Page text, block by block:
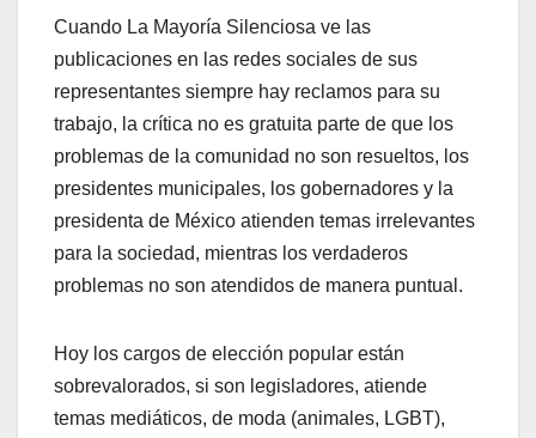
Cuando La Mayoría Silenciosa ve las
publicaciones en las redes sociales de sus
representantes siempre hay reclamos para su
trabajo, la crítica no es gratuita parte de que los
problemas de la comunidad no son resueltos, los
presidentes municipales, los gobernadores y la
presidenta de México atienden temas irrelevantes
para la sociedad, mientras los verdaderos
problemas no son atendidos de manera puntual.
Hoy los cargos de elección popular están
sobrevalorados, si son legisladores, atiende
temas mediáticos, de moda (animales, LGBT),